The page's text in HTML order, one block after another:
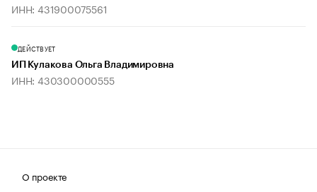
ИНН: 431900075561
ДЕЙСТВУЕТ
ИП Кулакова Ольга Владимировна
ИНН: 430300000555
О проекте